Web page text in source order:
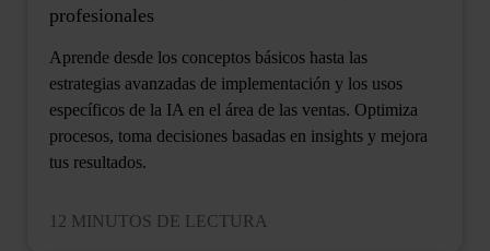
profesionales
Aprende desde los conceptos básicos hasta las
estrategias avanzadas de implementación y los usos
específicos de la IA en el área de las ventas. Optimiza
procesos, toma decisiones basadas en insights y mejora
tus resultados.
12 MINUTOS DE LECTURA